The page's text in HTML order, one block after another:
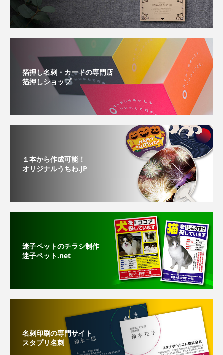
箔押し名刺・カードの専門店
箔押しショップ
１本から作成可能！
オリジナルうちわ.JP
迷子ペットのチラシ制作
迷子ペット.net
名刺印刷の専門サイト
スタプリ名刺